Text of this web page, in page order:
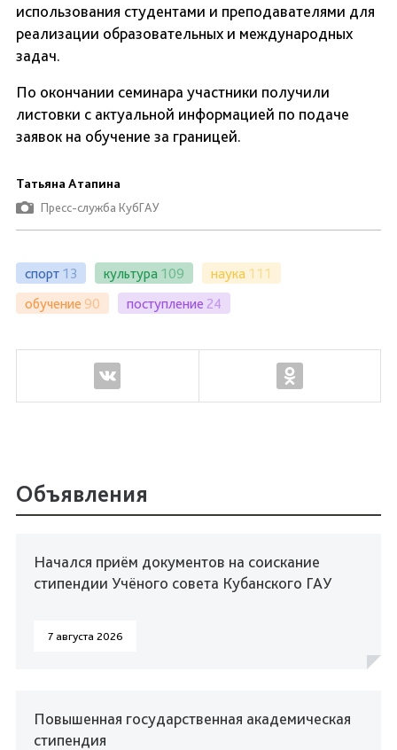
использования студентами и преподавателями для
реализации образовательных и международных
задач.
По окончании семинара участники получили
листовки с актуальной информацией по подаче
заявок на обучение за границей.
Татьяна Атапина
Пресс-служба КубГАУ
спорт 13 культура 109 наука 111
обучение 90 поступление 24
Объявления
Начался приём документов на соискание
стипендии Учёного совета Кубанского ГАУ
7 августа 2026
Повышенная государственная академическая
стипендия